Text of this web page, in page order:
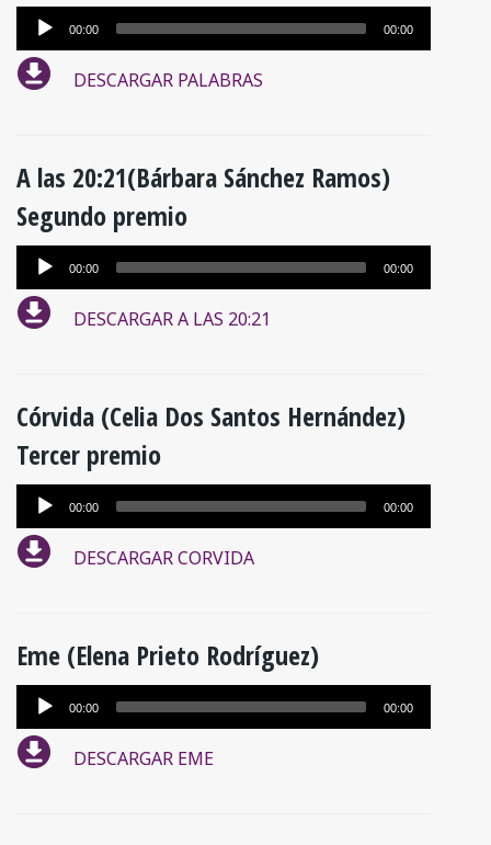
Reproductor
de
audio
00:00 00:00
DESCARGAR PALABRAS
A las 20:21(Bárbara Sánchez Ramos)
Segundo premio
Reproductor
de
audio
00:00 00:00
DESCARGAR A LAS 20:21
Córvida (Celia Dos Santos Hernández)
Tercer premio
Reproductor
de
audio
00:00 00:00
DESCARGAR CORVIDA
Eme (Elena Prieto Rodríguez)
Reproductor
de
audio
00:00 00:00
DESCARGAR EME